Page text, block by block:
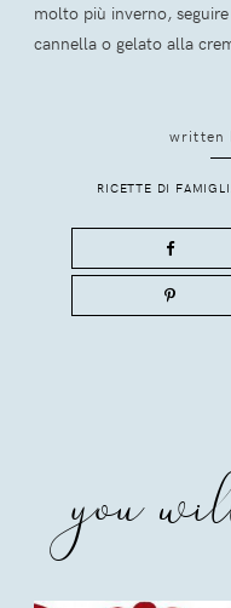
molto più inverno,
cannella o gelato alla
written
RICETTE DI
you